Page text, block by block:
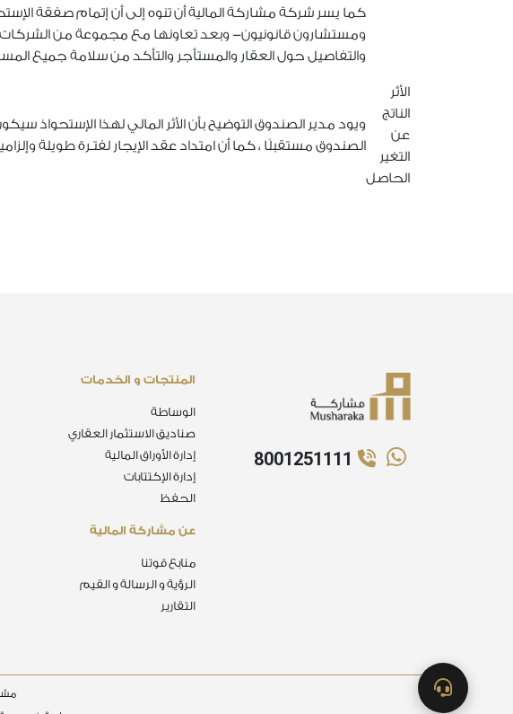
كما يسر شركة مشاركة المالية أن تنوه إلى أن إتمام صفقة
ومستشارون قانونيون- وبعد تعاونها مع مجموعة من الشركات
والتفاصيل حول العقار والمستأجر والتأكد من سلامة جميع
الأثر
الناتج
عن
التغير
الحاصل
ويود مدير الصندوق التوضيح بأن الأثر المالي لهذا الإستحواذ
الصندوق مستقبلًا ، كما أن امتداد عقد الإيجار لفتـرة طويلة
8001251111
المنتجات و الخدمات
الوساطة
صناديق الاستثمار العقاري
إدارة الأوراق المالية
إدارة الإكتتابات
الحفظ
عن مشاركة المالية
منابع قوتنا
الرؤية و الرسالة و القيم
التقارير